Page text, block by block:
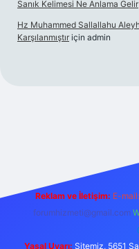
Sanık Kelimesi Ne Anlama Gelir
Hz Muhammed Sallallahu
Karşılanmıştır için admin
Reklam ve İletişim: E-mail:
forumhizmeti@gmail.com
Yasal Uyarı: Sitemiz, 5651